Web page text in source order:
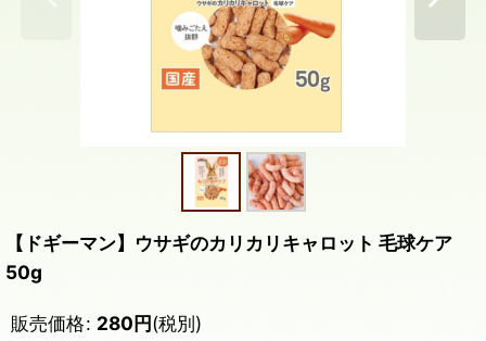
【ドギーマン】ウサギのカリカリキャロット 毛球ケア
50g
販売価格: 280円(税別)